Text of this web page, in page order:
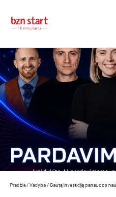
Pradžia /Vadyba /Gautą investiciją panaudos